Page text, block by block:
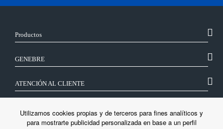
Productos
GENEBRE
ATENCIÓN AL CLIENTE
Utilizamos cookies propias y de terceros para fines analíticos y
para mostrarte publicidad personalizada en base a un perfil